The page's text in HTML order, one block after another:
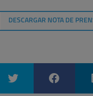
DESCARGAR NOTA DE